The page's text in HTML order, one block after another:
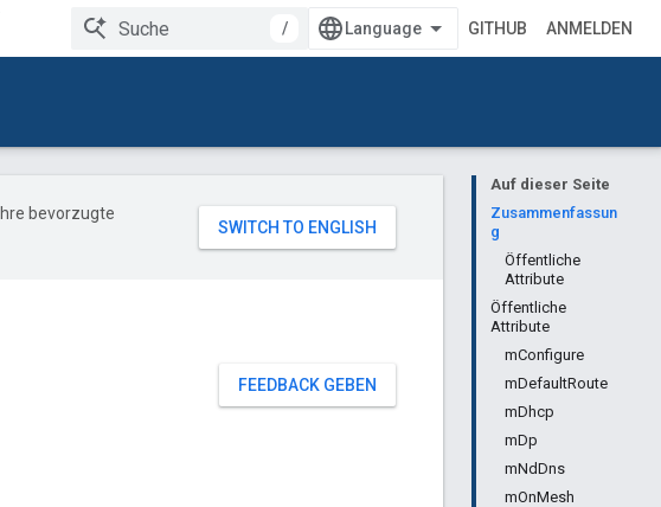
/ GITHUB ANMELDEN
Auf dieser Seite
Zusammenfassun
g
Öffentliche
Attribute
Öffentliche
Attribute
mConfigure
mDefaultRoute
mDhcp
mDp
mNdDns
mOnMesh
bevorzugte
FEEDBACK GEBEN